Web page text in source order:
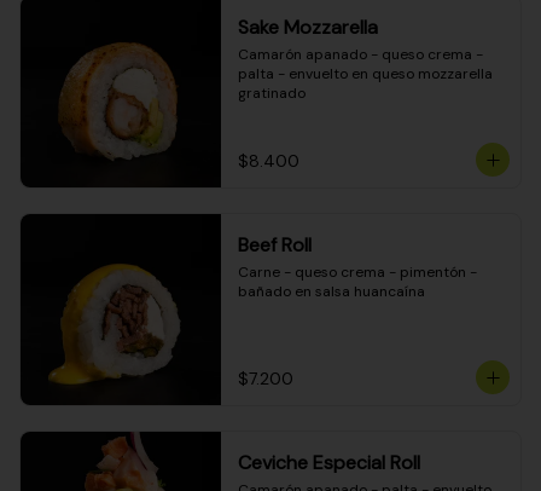
Sake Mozzarella
Camarón apanado - queso crema -
palta - envuelto en queso mozzarella
gratinado
$8.400
Beef Roll
Carne - queso crema - pimentón -
bañado en salsa huancaína
$7.200
Ceviche Especial Roll